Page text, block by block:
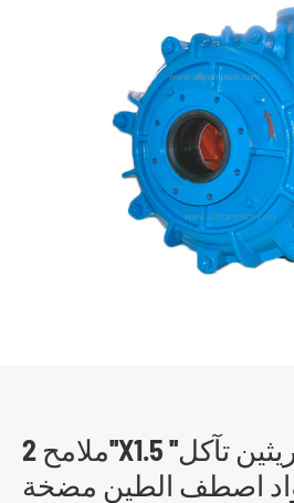
ملامح 2''X1.5 ''البولي يوريثين تآكل
اصطف الطين مضخة